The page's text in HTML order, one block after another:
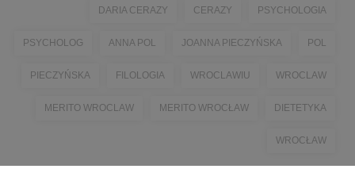
DARIA CERAZY CERAZY PSYCHOLOGIA
PSYCHOLOG ANNA POL JOANNA PIECZYŃSKA POL
PIECZYŃSKA FILOLOGIA WROCLAWIU WROCLAW
MERITO WROCLAW MERITO WROCŁAW DIETETYKA
WROCŁAW